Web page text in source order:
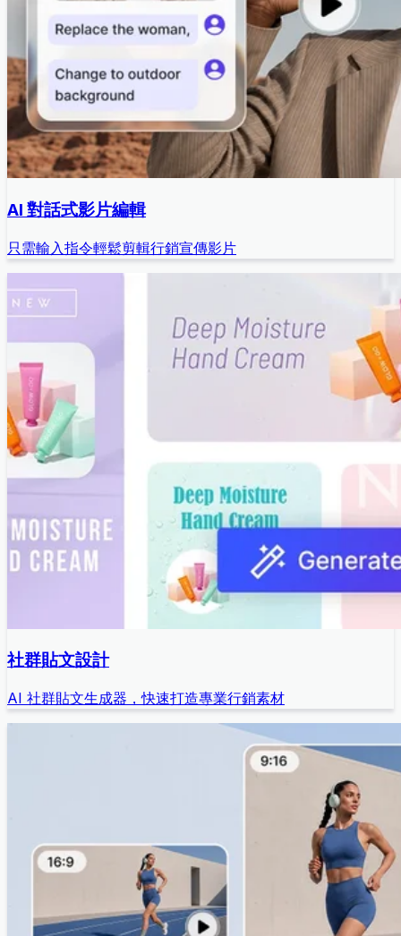
AI 對話式影片編輯
只需輸入指令輕鬆剪輯行銷宣傳影片
社群貼文設計
AI 社群貼文生成器，快速打造專業行銷素材